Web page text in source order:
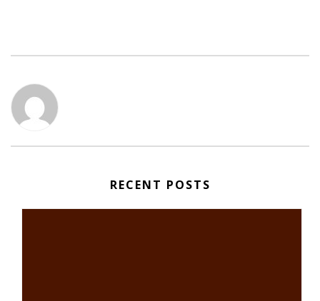
RECENT POSTS